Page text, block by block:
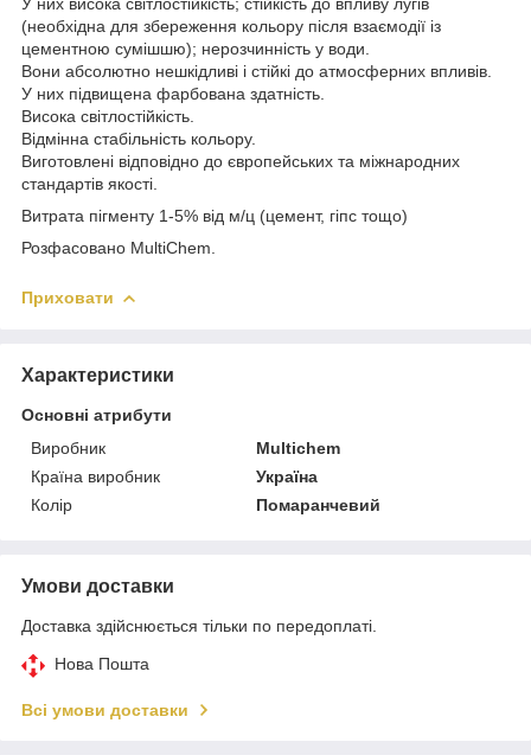
(необхідна для збереження кольору після взаємодії із
цементною сумішшю); нерозчинність у води.
Вони абсолютно нешкідливі і стійкі до атмосферних впливів.
У них підвищена фарбована здатність.
Висока світлостійкість.
Відмінна стабільність кольору.
Виготовлені відповідно до європейських та міжнародних
стандартів якості.
Витрата пігменту 1-5% від м/ц (цемент, гіпс тощо)
Розфасовано MultiChem.
Приховати
Характеристики
Основні атрибути
Виробник
Multichem
Країна виробник
Україна
Колір
Помаранчевий
Умови доставки
Доставка здійснюється тільки по передоплаті.
Нова Пошта
Всі умови доставки